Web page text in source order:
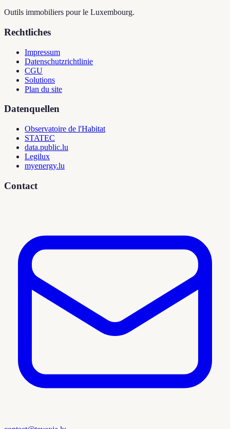
Outils immobiliers pour le Luxembourg.
Rechtliches
Impressum
Datenschutzrichtlinie
CGU
Solutions
Plan du site
Datenquellen
Observatoire de l'Habitat
STATEC
data.public.lu
Legilux
myenergy.lu
Contact